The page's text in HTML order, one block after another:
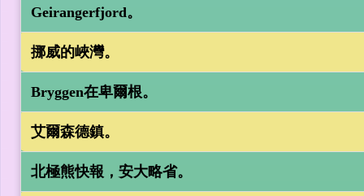
Geirangerfjord。
挪威的峽灣。
Bryggen在卑爾根。
艾爾森德鎮。
北極熊快報，安大略省。